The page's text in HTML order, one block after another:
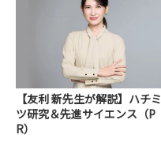
【友利 新先生が解説】ハチミ
ツ研究＆先進サイエンス（P
R）